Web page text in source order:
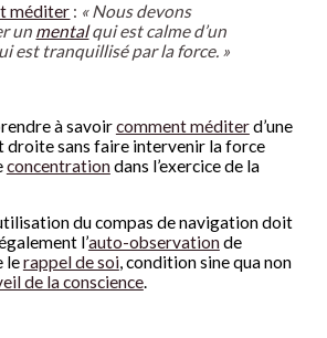
méditer : « Nous devons
un mentalqui est calme d’un
est tranquillisé par la force. »
à savoircomment méditerd’une
droite sans faire intervenir la force
concentrationdans l’exercice de la
du compas de navigation doit
l’auto-observationde
lerappel de soi, condition sine qua non
de la conscience.